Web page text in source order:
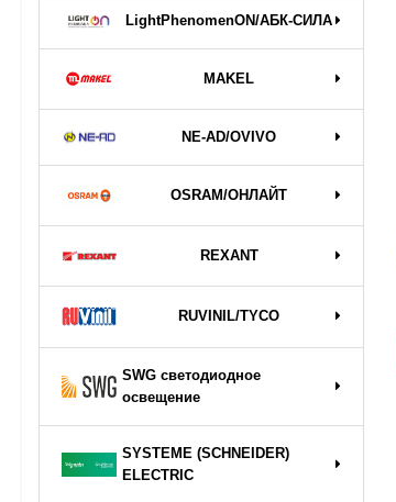
LightPhenomenON/АБК-СИЛА
MAKEL
NE-AD/OVIVO
OSRAM/ОНЛАЙТ
REXANT
RUVINIL/TYCO
SWG светодиодное
освещение
SYSTEME (SCHNEIDER)
ELECTRIC